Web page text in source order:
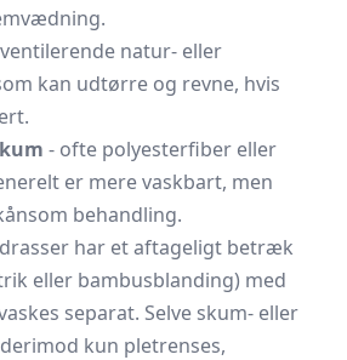
natur- eller
kan udtørre og revne, hvis
- ofte polyesterfiber eller
er mere vaskbart, men
behandling.
har et aftageligt betræk
eller bambusblanding) med
separat. Selve skum- eller
kun pletrenses,